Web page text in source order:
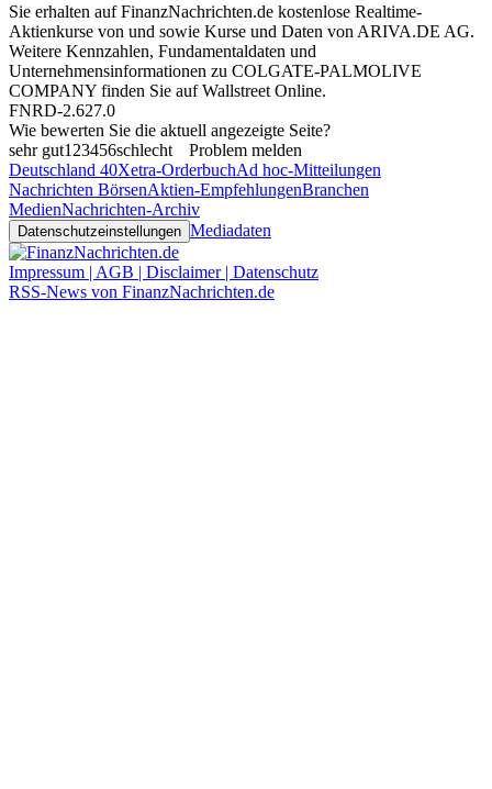
Sie erhalten auf FinanzNachrichten.de kostenlose Realtime-
Aktienkurse von und sowie Kurse und Daten von ARIVA.DE AG.
Weitere Kennzahlen, Fundamentaldaten und
Unternehmensinformationen zu COLGATE-PALMOLIVE
COMPANY finden Sie aufWallstreet Online.
FNRD-2.627.0
Wie bewerten Sie die aktuell angezeigte Seite?
sehr gut1 23456schlecht
Problem melden
Deutschland 40Xetra-OrderbuchAd hoc-Mitteilungen
Nachrichten BörsenAktien-EmpfehlungenBranchen
MedienNachrichten-Archiv
Datenschutzeinstellungen Mediadaten
Impressum | AGB | Disclaimer | Datenschutz
RSS-News von FinanzNachrichten.de